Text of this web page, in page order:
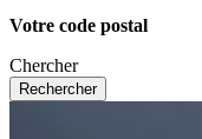
Votre code postal
Chercher